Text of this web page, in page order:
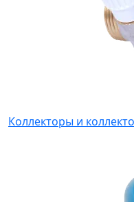
Коллекторы и